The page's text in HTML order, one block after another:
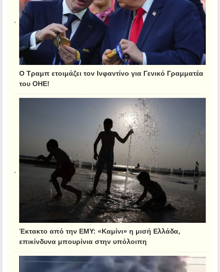
Ο Τραμπ ετοιμάζει τον Ινφαντίνο για Γενικό Γραμματέα
του ΟΗΕ!
Έκτακτο από την ΕΜΥ: «Καμίνι» η μισή Ελλάδα,
επικίνδυνα μπουρίνια στην υπόλοιπη